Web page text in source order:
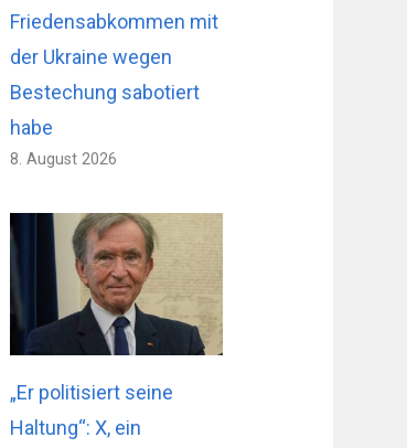
Friedensabkommen mit
der Ukraine wegen
Bestechung sabotiert
habe
8. August 2026
„Er politisiert seine
Haltung“: X, ein